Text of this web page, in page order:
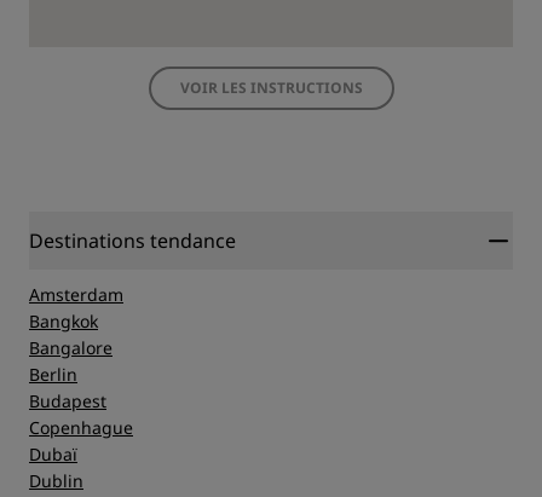
VOIR LES INSTRUCTIONS
Destinations tendance
Amsterdam
Bangkok
Bangalore
Berlin
Budapest
Copenhague
Dubaï
Dublin